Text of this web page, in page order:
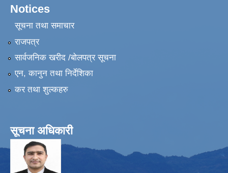
Notices
सूचना तथा समाचार
राजपत्र
सार्वजनिक खरीद /बोलपत्र सूचना
एन, कानुन तथा निर्देशिका
कर तथा शुल्कहरु
सूचना अधिकारी